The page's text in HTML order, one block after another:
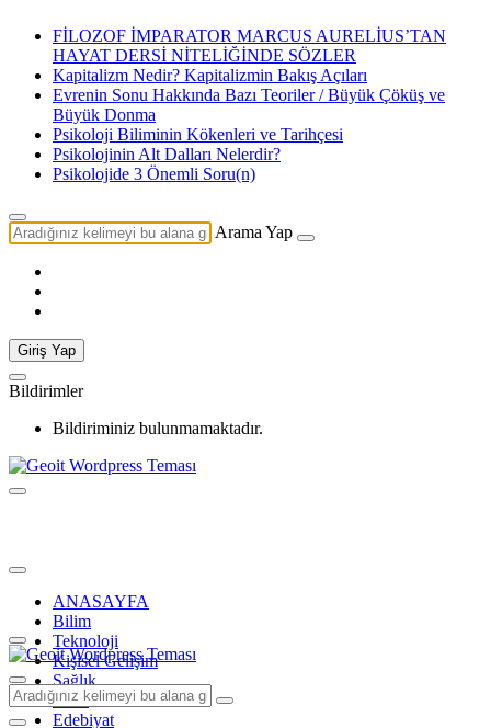
FİLOZOF İMPARATOR MARCUS AURELİUS’TAN
HAYAT DERSİ NİTELİĞİNDE SÖZLER
Kapitalizm Nedir? Kapitalizmin Bakış Açıları
Evrenin Sonu Hakkında Bazı Teoriler / Büyük Çöküş ve
Büyük Donma
Psikoloji Biliminin Kökenleri ve Tarihçesi
Psikolojinin Alt Dalları Nelerdir?
Psikolojide 3 Önemli Soru(n)
Arama Yap
Giriş Yap
Bildirimler
Bildiriminiz bulunmamaktadır.
ANASAYFA
Bilim
Teknoloji
Kişisel Gelişim
Sağlık
Tarih
Edebiyat